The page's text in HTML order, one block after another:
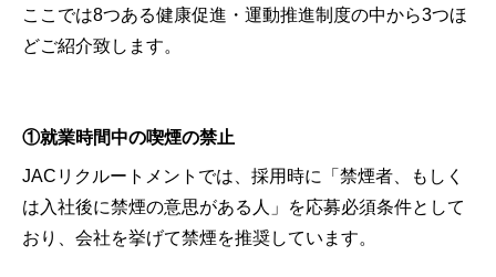
ここでは8つある健康促進・運動推進制度の中から3つほ
どご紹介致します。
①就業時間中の喫煙の禁止
JACリクルートメントでは、採用時に「禁煙者、もしく
は入社後に禁煙の意思がある人」を応募必須条件として
おり、会社を挙げて禁煙を推奨しています。